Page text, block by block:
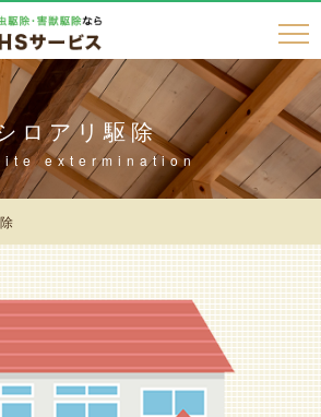
ロアリ駆除
extermination